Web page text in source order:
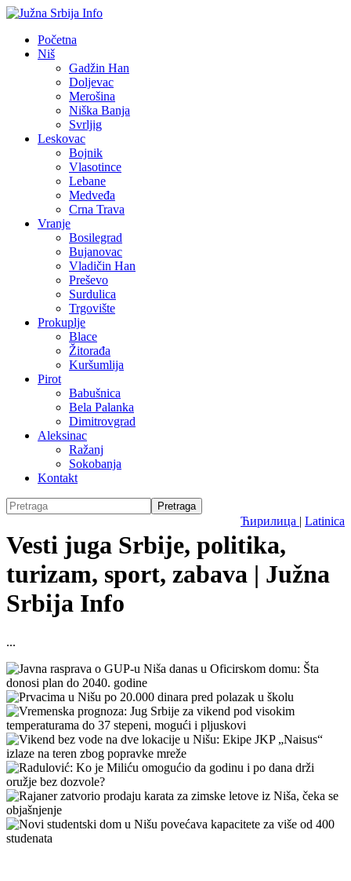
Početna
Niš
Gadžin Han
Doljevac
Merošina
Niška Banja
Svrljig
Leskovac
Bojnik
Vlasotince
Lebane
Medveđa
Crna Trava
Vranje
Bosilegrad
Bujanovac
Vladičin Han
Preševo
Surdulica
Trgovište
Prokuplje
Blace
Žitorađa
Kuršumlija
Pirot
Babušnica
Bela Palanka
Dimitrovgrad
Aleksinac
Ražanj
Sokobanja
Kontakt
Ћирилица | Latinica
Vesti juga Srbije, politika,
turizam, sport, zabava | Južna
Srbija Info
...